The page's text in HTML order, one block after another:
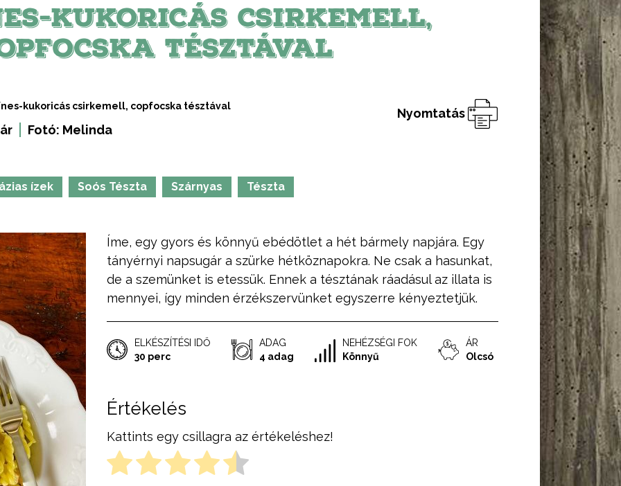
KUKORICÁS CSIRKEMELL,
TÉSZTÁVAL
kukoricás csirkemell, copfocska tésztával
Fotó: Melinda
ízek Soós Tészta Szárnyas Tészta
Nyomtatás
Íme, egy gyors és könnyű ebédötlet a hét bármely napjára. Egy
tányérnyi napsugár a szürke hétköznapokra. Ne csak a hasunkat,
de a szemünket is etessük. Ennek a tésztának ráadásul az illata is
mennyei, így minden érzékszervünket egyszerre kényeztetjük.
ELKÉSZÍTÉSI IDŐ
30 perc
ADAG
4 adag
NEHÉZSÉGI FOK
Könnyű
ÁR
Olcsó
Értékelés
Kattints egy csillagra az értékeléshez!